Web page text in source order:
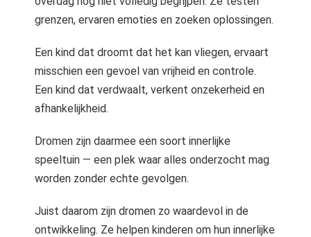
grenzen, ervaren emoties en zoeken oplossingen.
Een kind dat droomt dat het kan vliegen, ervaart
misschien een gevoel van vrijheid en controle.
Een kind dat verdwaalt, verkent onzekerheid en
afhankelijkheid.
Dromen zijn daarmee een soort innerlijke
speeltuin — een plek waar alles onderzocht mag
worden zonder echte gevolgen.
Juist daarom zijn dromen zo waardevol in de
ontwikkeling. Ze helpen kinderen om hun innerlijke